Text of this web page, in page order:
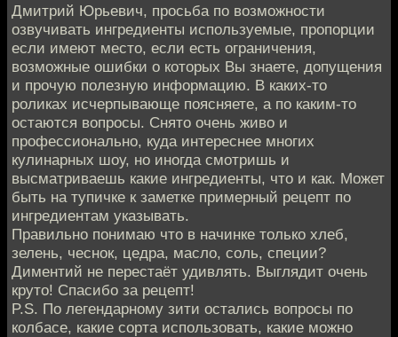
Дмитрий Юрьевич, просьба по возможности
озвучивать ингредиенты используемые, пропорции
если имеют место, если есть ограничения,
возможные ошибки о которых Вы знаете, допущения
и прочую полезную информацию. В каких-то
роликах исчерпывающе поясняете, а по каким-то
остаются вопросы. Снято очень живо и
профессионально, куда интереснее многих
кулинарных шоу, но иногда смотришь и
высматриваешь какие ингредиенты, что и как. Может
быть на тупичке к заметке примерный рецепт по
ингредиентам указывать.
Правильно понимаю что в начинке только хлеб,
зелень, чеснок, цедра, масло, соль, специи?
Диментий не перестаёт удивлять. Выглядит очень
круто! Спасибо за рецепт!
P.S. По легендарному зити остались вопросы по
колбасе, какие сорта использовать, какие можно